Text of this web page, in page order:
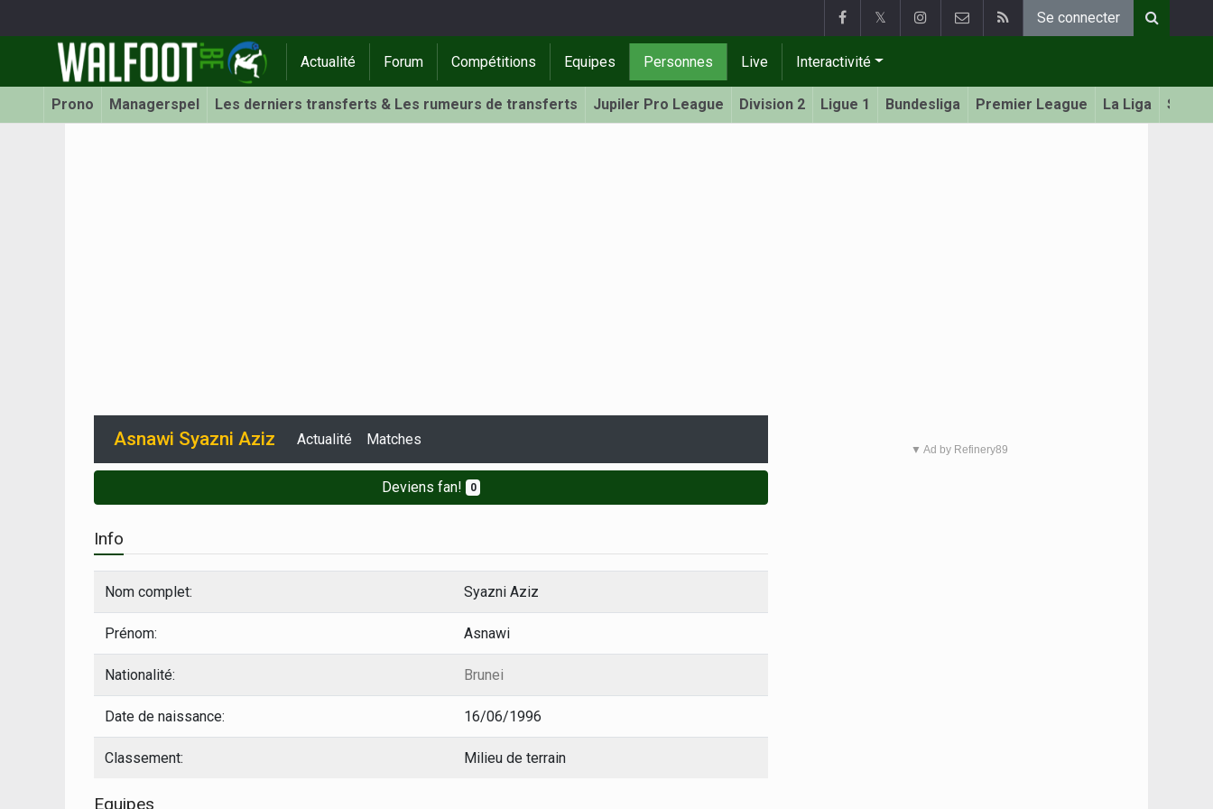
𝕏 Se connecter
Actualité Forum Compétitions Equipes Personnes Live Interactivité
Prono Managerspel Les derniers transferts & Les rumeurs de transferts Jupiler Pro League Division 2 Ligue 1 Bundesliga Premier League La Liga Serie
Asnawi Syazni Aziz Actualité Matches
Deviens fan! 0
Info
Nom complet: Syazni Aziz
Prénom: Asnawi
Nationalité: Brunei
Date de naissance: 16/06/1996
Classement: Milieu de terrain
Equipes
▼ Ad by Refinery89